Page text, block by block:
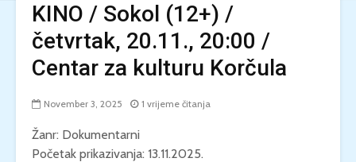
KINO / Sokol (12+) /
četvrtak, 20.11., 20:00 /
Centar za kulturu Korčula
November 3, 2025 1 vrijeme čitanja
Žanr: Dokumentarni
Početak prikazivanja: 13.11.2025.